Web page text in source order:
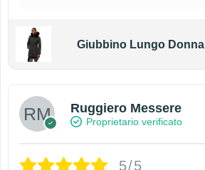
Giubbino Lungo Donna
Ruggiero Messere
Proprietario verificato
5/5